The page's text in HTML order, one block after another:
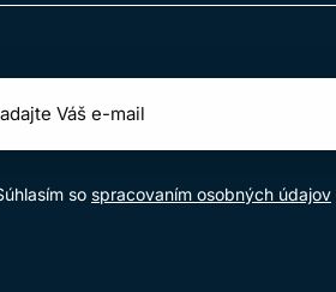
so spracovaním osobných údajov